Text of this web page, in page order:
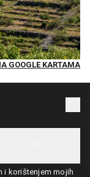
GOOGLE KARTAMA
i korištenjem mojih